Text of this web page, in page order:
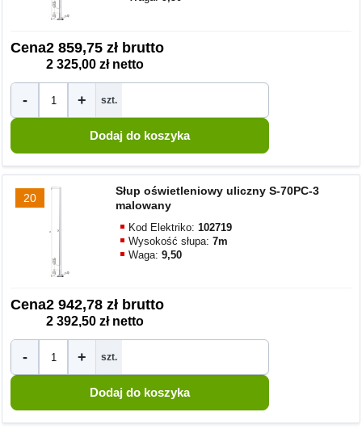
Cena2 859,75 zł brutto
2 325,00 zł netto
- + szt.
20
Słup oświetleniowy uliczny S-70PC-3
malowany
Kod Elektriko:102719
Wysokość słupa:7m
Waga:9,50
Cena2 942,78 zł brutto
2 392,50 zł netto
- + szt.